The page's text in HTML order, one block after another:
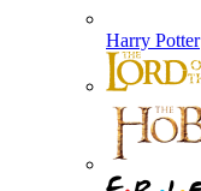
Harry Potter